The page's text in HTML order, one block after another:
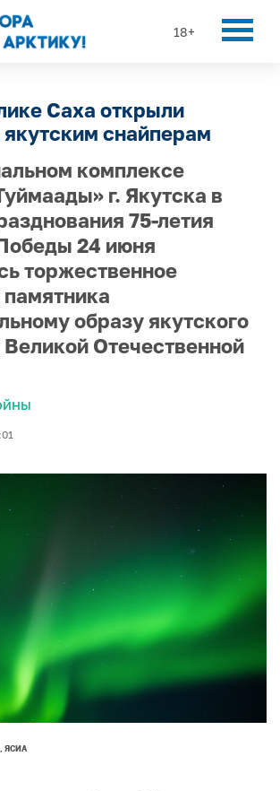
18+
Саха открыли
снайперам
комплексе
г. Якутска в
75-летия
24 июня
торжественное
образу якутского
Отечественной
ЯСИА